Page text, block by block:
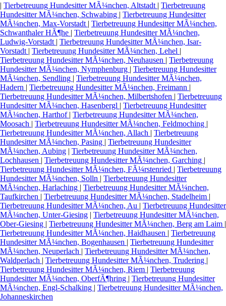
| Tierbetreuung Hundesitter MÃ¼nchen, Altstadt | Tierbetreuung
Hundesitter MÃ¼nchen, Schwabing | Tierbetreuung Hundesitter
MÃ¼nchen, Max-Vorstadt | Tierbetreuung Hundesitter MÃ¼nchen,
Schwanthaler HÃ¶he | Tierbetreuung Hundesitter MÃ¼nchen,
Ludwig-Vorstadt | Tierbetreuung Hundesitter MÃ¼nchen, Isar-
Vorstadt | Tierbetreuung Hundesitter MÃ¼nchen, Lehel |
Tierbetreuung Hundesitter MÃ¼nchen, Neuhausen | Tierbetreuung
Hundesitter MÃ¼nchen, Nymphenburg | Tierbetreuung Hundesitter
MÃ¼nchen, Sendling | Tierbetreuung Hundesitter MÃ¼nchen,
Hadern | Tierbetreuung Hundesitter MÃ¼nchen, Freimann |
Tierbetreuung Hundesitter MÃ¼nchen, Milbertshofen | Tierbetreuung
Hundesitter MÃ¼nchen, Hasenbergl | Tierbetreuung Hundesitter
MÃ¼nchen, Harthof | Tierbetreuung Hundesitter MÃ¼nchen,
Moosach | Tierbetreuung Hundesitter MÃ¼nchen, Feldmoching |
Tierbetreuung Hundesitter MÃ¼nchen, Allach | Tierbetreuung
Hundesitter MÃ¼nchen, Pasing | Tierbetreuung Hundesitter
MÃ¼nchen, Aubing | Tierbetreuung Hundesitter MÃ¼nchen,
Lochhausen | Tierbetreuung Hundesitter MÃ¼nchen, Garching |
Tierbetreuung Hundesitter MÃ¼nchen, FÃ¼rstenried | Tierbetreuung
Hundesitter MÃ¼nchen, Solln | Tierbetreuung Hundesitter
MÃ¼nchen, Harlaching | Tierbetreuung Hundesitter MÃ¼nchen,
Taufkirchen | Tierbetreuung Hundesitter MÃ¼nchen, Stadelheim |
Tierbetreuung Hundesitter MÃ¼nchen, Au | Tierbetreuung Hundesitter
MÃ¼nchen, Unter-Giesing | Tierbetreuung Hundesitter MÃ¼nchen,
Ober-Giesing | Tierbetreuung Hundesitter MÃ¼nchen, Berg am Laim |
Tierbetreuung Hundesitter MÃ¼nchen, Haidhausen | Tierbetreuung
Hundesitter MÃ¼nchen, Bogenhausen | Tierbetreuung Hundesitter
MÃ¼nchen, Neuperlach | Tierbetreuung Hundesitter MÃ¼nchen,
Waldperlach | Tierbetreuung Hundesitter MÃ¼nchen, Trudering |
Tierbetreuung Hundesitter MÃ¼nchen, Riem | Tierbetreuung
Hundesitter MÃ¼nchen, OberfÃ¶hring | Tierbetreuung Hundesitter
MÃ¼nchen, Engl-Schalking | Tierbetreuung Hundesitter MÃ¼nchen,
Johanneskirchen